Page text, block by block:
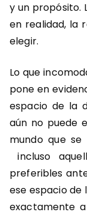
y un propósito.
en realidad, la
elegir.
Lo que
pone en
espacio de la
aún no puede
mundo que
incluso
preferibles
ese espacio de
exactamente